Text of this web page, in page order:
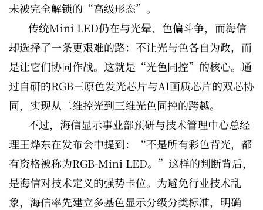
未被完全解锁的“高级形态”。
传统Mini LED仍在与光晕、色偏斗争，而海信
却选择了一条更艰难的路：不让光与色各自为政，而
是让它们协同作战。这就是“光色同控”的核心。通
过自研的RGB三原色发光芯片与AI画质芯片的双芯协
同，实现从二维控光到三维光色同控的跨越。
不过，海信显示事业部预研与技术管理中心总经
理王烨东在发布会中提到：“不是所有彩色背光，都
有资格被称为RGB-Mini LED。”这样的判断背后，
是海信对技术定义的强势卡位。为避免行业技术乱
象，海信率先建立多基色显示分级分类标准，明确